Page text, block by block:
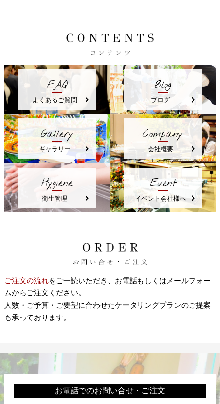
FAQ
よくあるご質問
Blog
ブログ
Gallery
ギャラリー
Company
会社概要
Hygiene
衛生管理
Event
イベント会社様へ
ご注文の流れをご一読いただき、お電話もしくはメールフォー
ムからご注文ください。
人数・ご予算・ご要望に合わせたケータリングプランのご提案
も承っております。
お電話でのお問い合せ・ご注文